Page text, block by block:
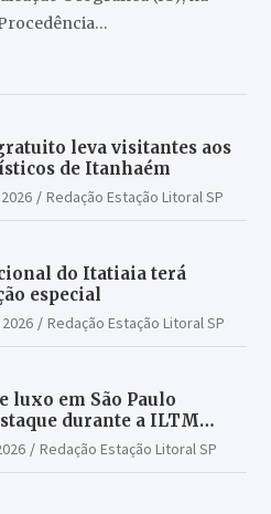
leva visitantes aos
de Itanhaém
Redação Estação Litoral SP
do Itatiaia terá
especial
Redação Estação Litoral SP
luxo em São Paulo
durante a ILTM
2026
Redação Estação Litoral SP